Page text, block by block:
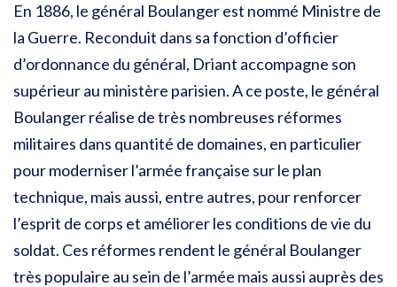
En 1886, le général Boulanger est nommé Ministre de
la Guerre. Reconduit dans sa fonction d’officier
d’ordonnance du général, Driant accompagne son
supérieur au ministère parisien. A ce poste, le général
Boulanger réalise de très nombreuses réformes
militaires dans quantité de domaines, en particulier
pour moderniser l’armée française sur le plan
technique, mais aussi, entre autres, pour renforcer
l’esprit de corps et améliorer les conditions de vie du
soldat. Ces réformes rendent le général Boulanger
très populaire au sein de l’armée mais aussi auprès des